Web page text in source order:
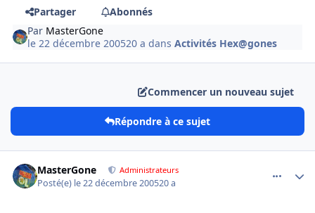
Partager
Abonnés
Par MasterGone
le 22 décembre 200520 a dansActivités Hex@gones
Commencer un nouveau sujet
Répondre à ce sujet
MasterGone Administrateurs
Posté(e) le 22 décembre 200520 a